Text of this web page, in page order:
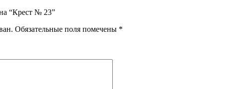
“Крест № 23”
Обязательные поля помечены *